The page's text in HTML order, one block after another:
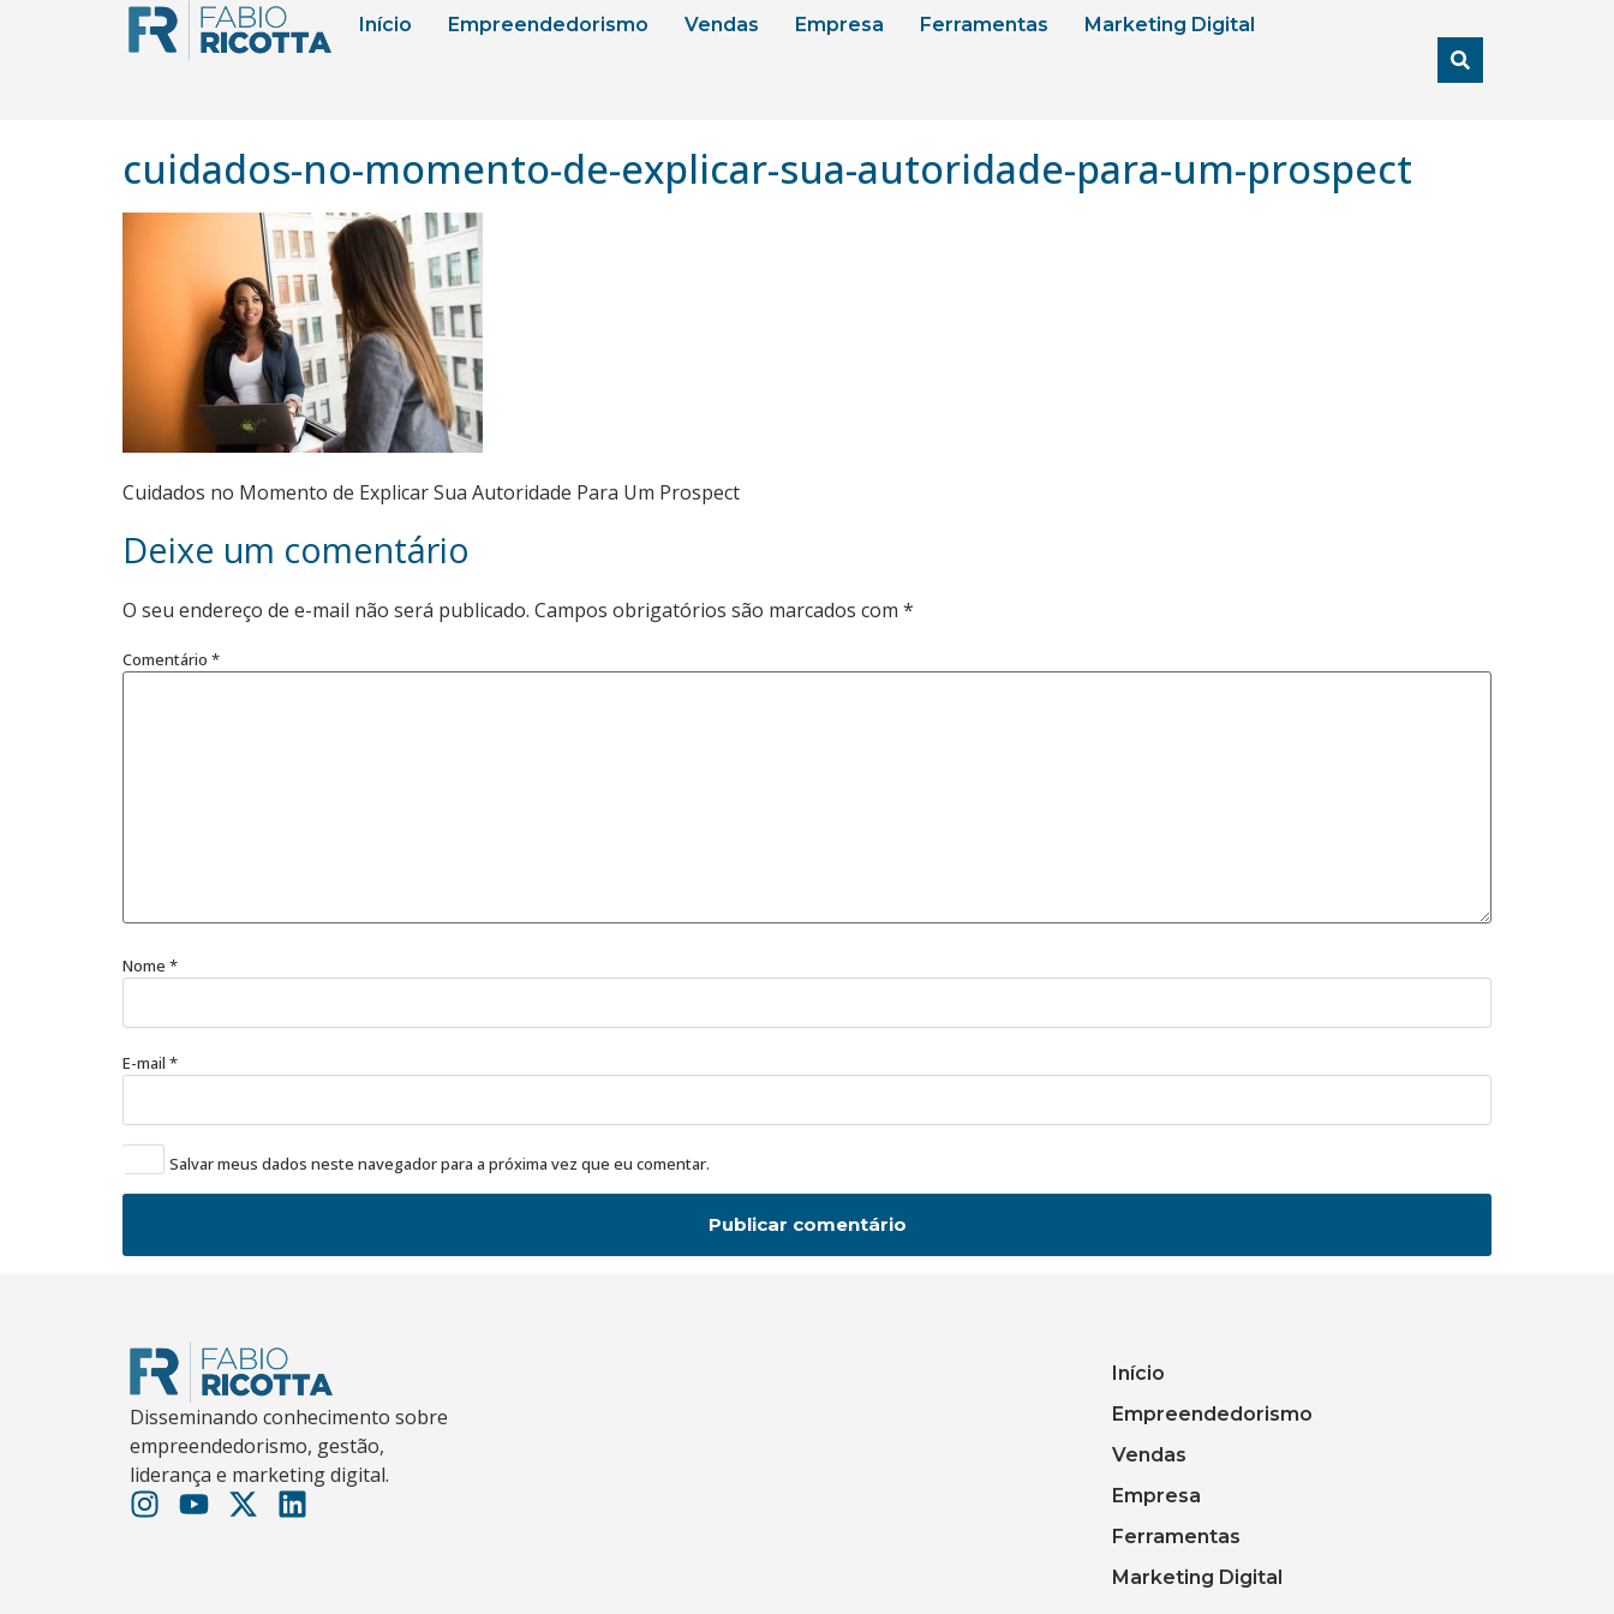
Início Empreendedorismo Vendas Empresa Ferramentas Marketing Digital
cuidados-no-momento-de-explicar-sua-autoridade-para-um-prospect
Cuidados no Momento de Explicar Sua Autoridade Para Um Prospect
Deixe um comentário
O seu endereço de e-mail não será publicado. Campos obrigatórios são marcados com *
Comentário *
Nome *
E-mail *
Salvar meus dados neste navegador para a próxima vez que eu comentar.
Disseminando conhecimento sobre
empreendedorismo, gestão,
liderança e marketing digital.
Início
Empreendedorismo
Vendas
Empresa
Ferramentas
Marketing Digital